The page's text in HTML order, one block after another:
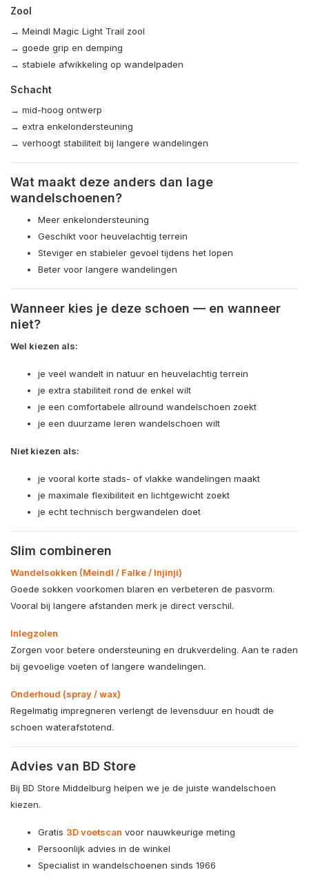
Zool
→ Meindl Magic Light Trail zool
→ goede grip en demping
→ stabiele afwikkeling op wandelpaden
Schacht
→ mid-hoog ontwerp
→ extra enkelondersteuning
→ verhoogt stabiliteit bij langere wandelingen
Wat maakt deze anders dan lage
wandelschoenen?
Meer enkelondersteuning
Geschikt voor heuvelachtig terrein
Steviger en stabieler gevoel tijdens het lopen
Beter voor langere wandelingen
Wanneer kies je deze schoen — en wanneer
niet?
Wel kiezen als:
je veel wandelt in natuur en heuvelachtig terrein
je extra stabiliteit rond de enkel wilt
je een comfortabele allround wandelschoen zoekt
je een duurzame leren wandelschoen wilt
Niet kiezen als:
je vooral korte stads- of vlakke wandelingen maakt
je maximale flexibiliteit en lichtgewicht zoekt
je echt technisch bergwandelen doet
Slim combineren
Wandelsokken (Meindl / Falke / Injinji)
Goede sokken voorkomen blaren en verbeteren de pasvorm.
Vooral bij langere afstanden merk je direct verschil.
Inlegzolen
Zorgen voor betere ondersteuning en drukverdeling. Aan te raden
bij gevoelige voeten of langere wandelingen.
Onderhoud (spray / wax)
Regelmatig impregneren verlengt de levensduur en houdt de
schoen waterafstotend.
Advies van BD Store
Bij BD Store Middelburg helpen we je de juiste wandelschoen
kiezen.
Gratis 3D voetscan voor nauwkeurige meting
Persoonlijk advies in de winkel
Specialist in wandelschoenen sinds 1966